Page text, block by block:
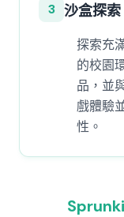
3 沙盒探索
探索充
的校園
品，並
戲體驗
性。